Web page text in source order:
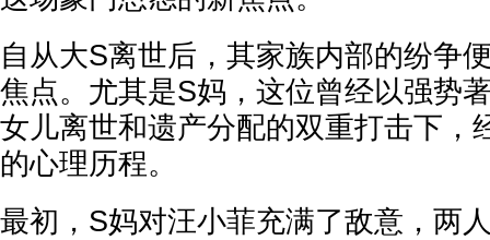
自从大S离世后，其家族内部的纷争
焦点。尤其是S妈，这位曾经以强势
女儿离世和遗产分配的双重打击下，
的心理历程。
最初，S妈对汪小菲充满了敌意，两